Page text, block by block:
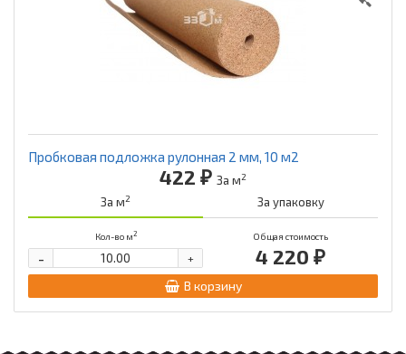
Пробковая подложка рулонная 2 мм, 10 м2
422 ₽ За м2
За м2 За упаковку
Кол-во м2 Общая стоимость
4 220 ₽
+
-
В корзину